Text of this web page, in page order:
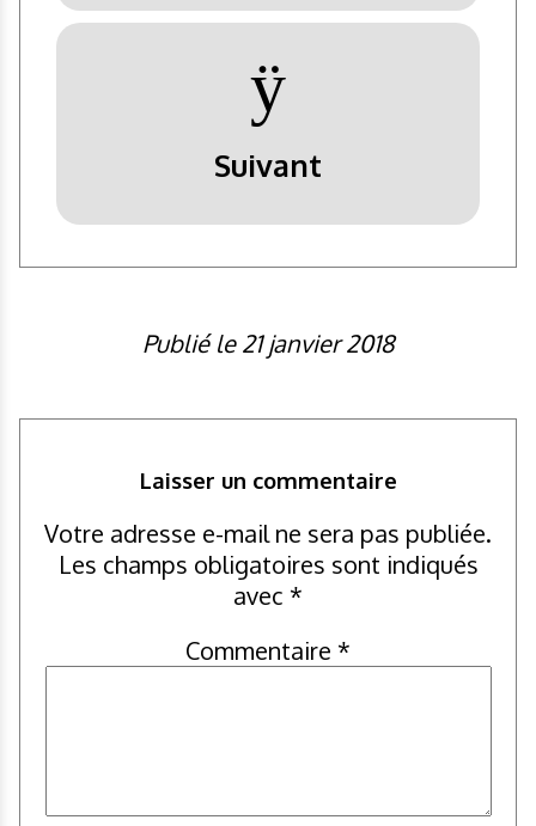
ÿ
Suivant
Publié le 21 janvier 2018
Laisser un commentaire
Votre adresse e-mail ne sera pas publiée.
Les champs obligatoires sont indiqués
avec *
Commentaire *